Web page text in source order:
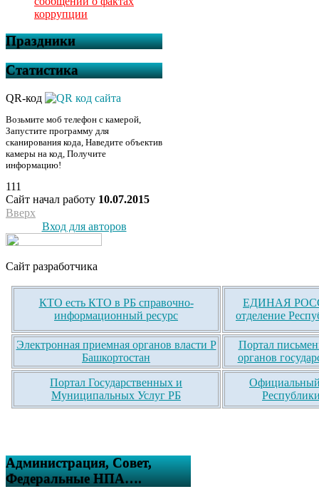
коррупции
Праздники
Статистика
QR-код
Возьмите моб телефон с камерой,
Запустите программу для
сканирования кода, Наведите объектив
камеры на код, Получите
информацию!
111
Сайт начал работу 10.07.2015
Вверх
Вход для авторов
Сайт разработчика
КТО есть КТО в РБ справочно-
информационный ресурс
ЕДИНАЯ
отделение
Электронная приемная органов власти Р
Башкортостан
Портал
органов
Портал Государственных и
Муниципальных Услуг РБ
Официальный
Администрация, Совет,
Федеральные НПА….